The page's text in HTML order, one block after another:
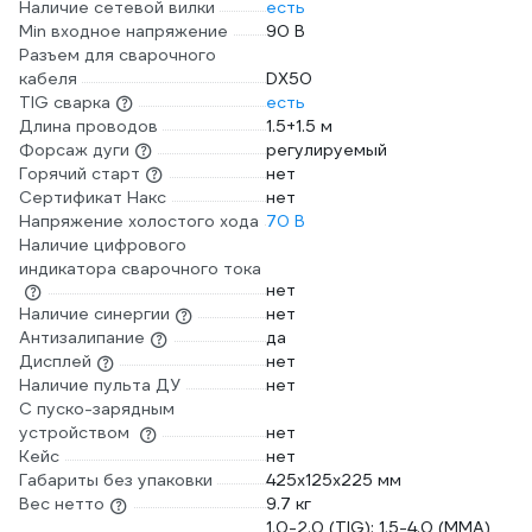
Наличие сетевой вилки
есть
Min входное напряжение
90 В
Разъем для сварочного
кабеля
DX50
TIG сварка
есть
Длина проводов
1.5+1.5 м
Форсаж дуги
регулируемый
Горячий старт
нет
Сертификат Накс
нет
Напряжение холостого хода 70 В
Наличие цифрового
индикатора сварочного тока
нет
Наличие синергии
нет
Антизалипание
да
Дисплей
нет
Наличие пульта ДУ
нет
С пуско-зарядным
устройством
нет
Кейс
нет
Габариты без упаковки
425х125х225 мм
Вес нетто
9.7 кг